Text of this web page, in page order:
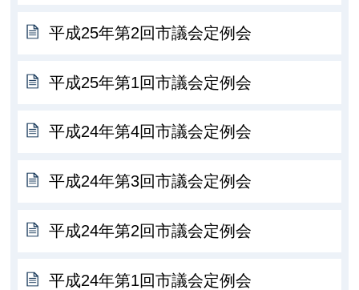
平成25年第2回市議会定例会
平成25年第1回市議会定例会
平成24年第4回市議会定例会
平成24年第3回市議会定例会
平成24年第2回市議会定例会
平成24年第1回市議会定例会